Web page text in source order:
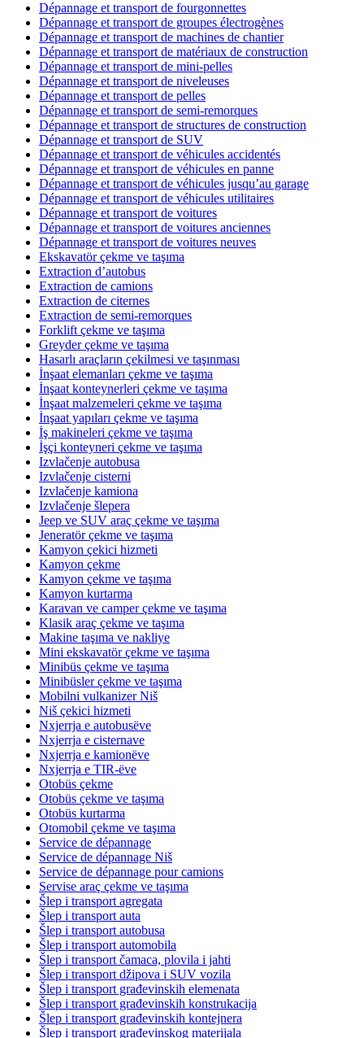
Dépannage et transport de fourgonnettes
Dépannage et transport de groupes électrogènes
Dépannage et transport de machines de chantier
Dépannage et transport de matériaux de construction
Dépannage et transport de mini-pelles
Dépannage et transport de niveleuses
Dépannage et transport de pelles
Dépannage et transport de semi-remorques
Dépannage et transport de structures de construction
Dépannage et transport de SUV
Dépannage et transport de véhicules accidentés
Dépannage et transport de véhicules en panne
Dépannage et transport de véhicules jusqu’au garage
Dépannage et transport de véhicules utilitaires
Dépannage et transport de voitures
Dépannage et transport de voitures anciennes
Dépannage et transport de voitures neuves
Ekskavatör çekme ve taşıma
Extraction d’autobus
Extraction de camions
Extraction de citernes
Extraction de semi-remorques
Forklift çekme ve taşıma
Greyder çekme ve taşıma
Hasarlı araçların çekilmesi ve taşınması
İnşaat elemanları çekme ve taşıma
İnşaat konteynerleri çekme ve taşıma
İnşaat malzemeleri çekme ve taşıma
İnşaat yapıları çekme ve taşıma
İş makineleri çekme ve taşıma
İşçi konteyneri çekme ve taşıma
Izvlačenje autobusa
Izvlačenje cisterni
Izvlačenje kamiona
Izvlačenje šlepera
Jeep ve SUV araç çekme ve taşıma
Jeneratör çekme ve taşıma
Kamyon çekici hizmeti
Kamyon çekme
Kamyon çekme ve taşıma
Kamyon kurtarma
Karavan ve camper çekme ve taşıma
Klasik araç çekme ve taşıma
Makine taşıma ve nakliye
Mini ekskavatör çekme ve taşıma
Minibüs çekme ve taşıma
Minibüsler çekme ve taşıma
Mobilni vulkanizer Niš
Niš çekici hizmeti
Nxjerrja e autobusëve
Nxjerrja e cisternave
Nxjerrja e kamionëve
Nxjerrja e TIR-ëve
Otobüs çekme
Otobüs çekme ve taşıma
Otobüs kurtarma
Otomobil çekme ve taşıma
Service de dépannage
Service de dépannage Niš
Service de dépannage pour camions
Servise araç çekme ve taşıma
Šlep i transport agregata
Šlep i transport auta
Šlep i transport autobusa
Šlep i transport automobila
Šlep i transport čamaca, plovila i jahti
Šlep i transport džipova i SUV vozila
Šlep i transport građevinskih elemenata
Šlep i transport građevinskih konstrukacija
Šlep i transport građevinskih kontejnera
Šlep i transport građevinskog materijala